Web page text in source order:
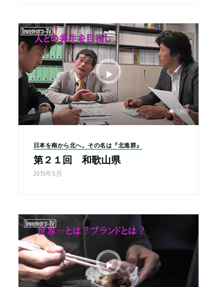
1,809
日本を南から北へ。その名は『北進群』
第２１回 和歌山県
2015年5月